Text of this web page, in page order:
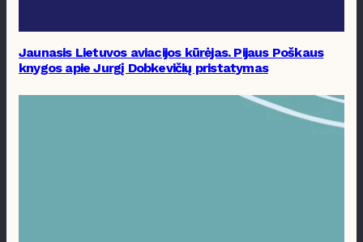
Jaunasis Lietuvos aviacijos kūrėjas. Pijaus Poškaus
knygos apie Jurgį Dobkevičių pristatymas